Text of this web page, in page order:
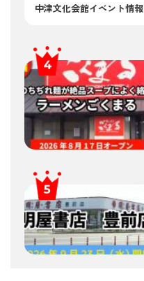
中津文化会館イベント情報